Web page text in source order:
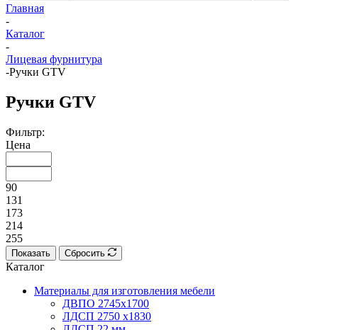
Главная
-
Каталог
-
Лицевая фурнитура
-Ручки GTV
Ручки GTV
Фильтр:
Цена
90
131
173
214
255
Показать Сбросить
Каталог
Материалы для изготовления мебели
ДВПО 2745х1700
ЛДСП 2750 х1830